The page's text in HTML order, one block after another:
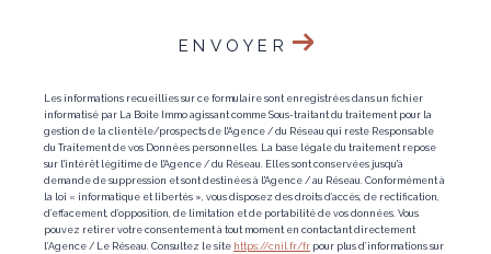
ENVOYER
Les informations recueillies sur ce formulaire sont enregistrées dans un fichier
informatisé par La Boite Immo agissant comme Sous-traitant du traitement pour la
gestion de la clientèle/prospects de l'Agence / du Réseau qui reste Responsable
du Traitement de vos Données personnelles. La base légale du traitement repose
sur l'intérêt légitime de l'Agence / du Réseau. Elles sont conservées jusqu'à
demande de suppression et sont destinées à l'Agence / au Réseau. Conformément à
la loi « informatique et libertés », vous disposez des droits d’accès, de rectification,
d’effacement, d’opposition, de limitation et de portabilité de vos données. Vous
pouvez retirer votre consentement à tout moment en contactant directement
l’Agence / Le Réseau. Consultez le site https://cnil.fr/fr pour plus d’informations sur